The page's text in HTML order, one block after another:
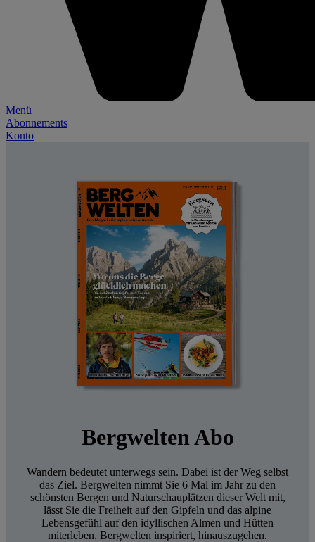
Menü
Abonnements
Konto
Bergwelten Abo
Wandern bedeutet unterwegs sein. Dabei ist der Weg selbst
das Ziel. Bergwelten nimmt Sie 6 Mal im Jahr zu den
schönsten Bergen und Naturschauplätzen dieser Welt mit,
lässt Sie die Freiheit auf den Gipfeln und das alpine
Lebensgefühl auf den idyllischen Almen und Hütten
miterleben. Bergwelten inspiriert, hinauszugehen.